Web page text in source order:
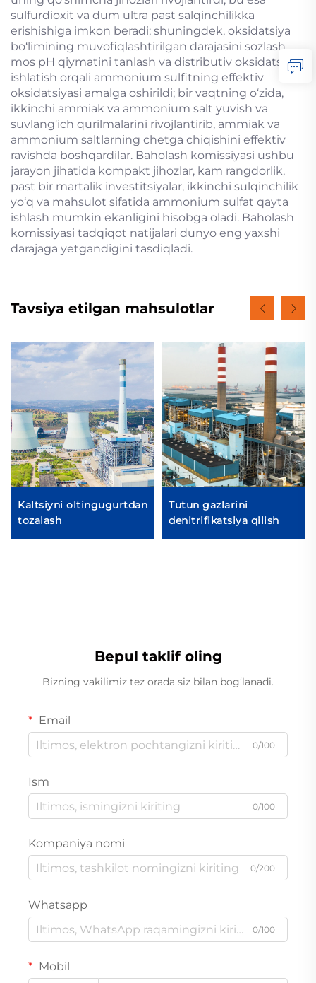
sulfurdioxit va dum ultra past salqinchilikka
erishishiga imkon beradi; shuningdek, oksidatsiya
bo‘limining muvofiqlashtirilgan darajasini sozlash,
mos pH qiymatini tanlash va distributiv oksidatsiya
ishlatish orqali ammonium sulfitning effektiv
oksidatsiyasi amalga oshirildi; bir vaqtning o‘zida,
ikkinchi ammiak va ammonium salt yuvish va
suvlang‘ich qurilmalarini rivojlantirib, ammiak va
ammonium saltlarning chetga chiqishini effektiv
ravishda boshqardilar. Baholash komissiyasi ushbu
jarayon jihatida kompakt jihozlar, kam rangdorlik,
past bir martalik investitsiyalar, ikkinchi sulqinchilik
yo‘q va mahsulot sifatida ammonium sulfat qayta
ishlash mumkin ekanligini hisobga oladi. Baholash
komissiyasi tadqiqot natijalari dunyo eng yaxshi
darajaga yetgandigini tasdiqladi.
Tavsiya etilgan mahsulotlar
Kaltsiyni oltingugurtdan
tozalash
Tutun gazlarini
denitrifikatsiya qilish
Bepul taklif oling
Bizning vakilimiz tez orada siz bilan bog‘lanadi.
Email
0/100
Ism
0/100
Kompaniya nomi
0/200
Whatsapp
0/100
Mobil